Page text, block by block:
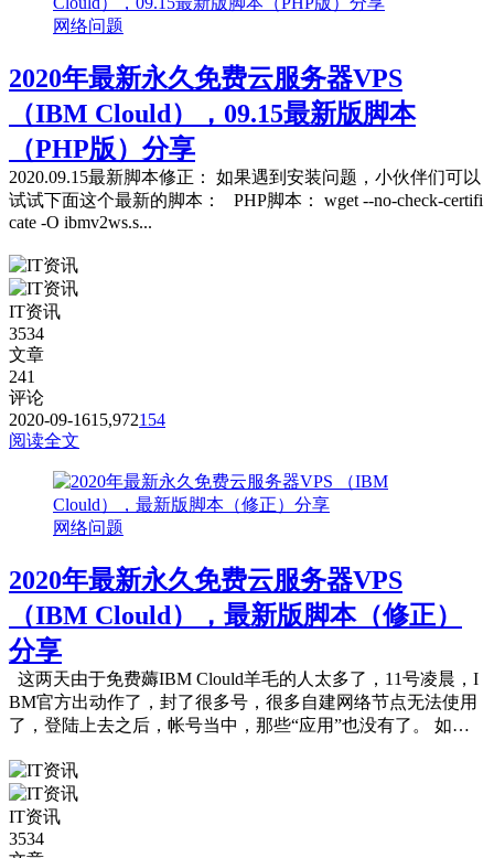
网络问题
2020年最新永久免费云服务器VPS
（IBM Clould），09.15最新版脚本
（PHP版）分享
2020.09.15最新脚本修正： 如果遇到安装问题，小伙伴们可以
试试下面这个最新的脚本： PHP脚本： wget --no-check-certifi
cate -O ibmv2ws.s...
IT资讯
3534
文章
241
评论
2020-09-1615,972154
阅读全文
网络问题
2020年最新永久免费云服务器VPS
（IBM Clould），最新版脚本（修正）
分享
这两天由于免费薅IBM Clould羊毛的人太多了，11号凌晨，I
BM官方出动作了，封了很多号，很多自建网络节点无法使用
了，登陆上去之后，帐号当中，那些“应用”也没有了。 如果
IT资讯
3534